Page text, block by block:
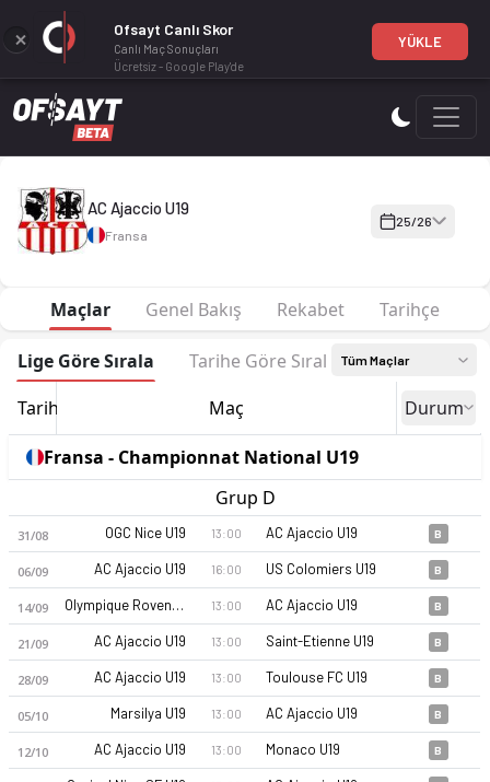
AC Ajaccio U19 25-26 sezonu Kadro, fikstür ve canlı skor
AC Ajaccio U19
Fransa
25/26
Maçlar Genel Bakış Rekabet Tarihçe
Lige Göre Sırala Tarihe Göre Sırala Tüm Maçlar
Tarih Maç Durum
Fransa - Championnat National U19
Grup D
31/08 OGC Nice U19 13:00 AC Ajaccio U19 B
06/09 AC Ajaccio U19 16:00 US Colomiers U19 B
14/09 Olympique Rovenain U19 13:00 AC Ajaccio U19 B
21/09 AC Ajaccio U19 13:00 Saint-Etienne U19 B
28/09 AC Ajaccio U19 13:00 Toulouse FC U19 B
05/10 Marsilya U19 13:00 AC Ajaccio U19 B
12/10 AC Ajaccio U19 13:00 Monaco U19 B
Ofsayt Canlı Skor
Canlı Maç Sonuçları
Ücretsiz - Google Play'de
YÜKLE